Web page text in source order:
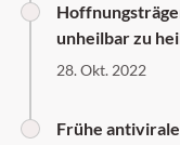
unheilbar zu
28. Okt. 2022
Frühe